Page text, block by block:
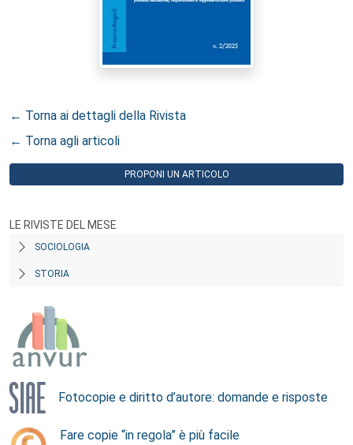
← Torna ai dettagli della Rivista
← Torna agli articoli
PROPONI UN ARTICOLO
LE RIVISTE DEL MESE
SOCIOLOGIA
STORIA
Fotocopie e diritto d’autore: domande e risposte
Fare copie “in regola” è più facile